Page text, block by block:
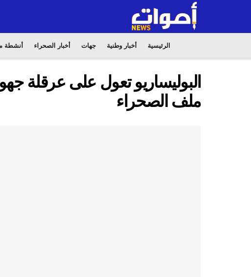
الرئيسية أخبار وطنية جهات أخبار الصحراء أنشطة
البوليساريو تعول على عرقلة
ملف الصحراء